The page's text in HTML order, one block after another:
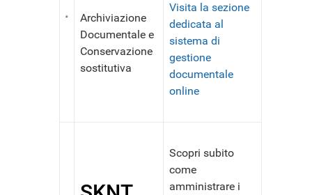
Archiviazione
Documentale e
Conservazione
sostitutiva
Visita la sezione
dedicata al
sistema di
gestione
documentale
online
Scopri subito
come
amministrare i